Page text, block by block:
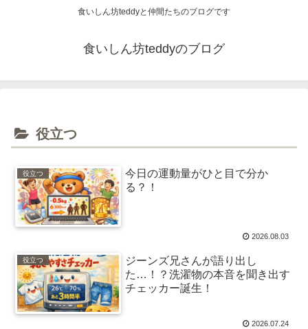
食いしん坊teddyと仲間たちのブログです
食いしん坊teddyのブログ
役立つ
役立つ
今日の運動量がひと目で分か
る？！
2026.08.03
役立つ
ジーンズ兄さんが語り出し
た…！？洗濯物の本音を聞き出す
チェッカー誕生！
2026.07.24